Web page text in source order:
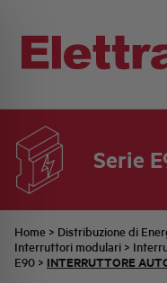
Serie
Home > Distribuzione di
Interruttori modulari >
E90 > INTERRUTTORE
SETTORI
INDUSTRIALE
DISTRIBUZIONE DI
AUTOMAZIONE
RETE
UFFICIO TECNICO
COMMESSE QUADRI
AZIENDA
FAMIGLIA BELLINI
TUTTE LE NEWS
ULTIME NOTIZIE
JOB CAREERS
PARTNER